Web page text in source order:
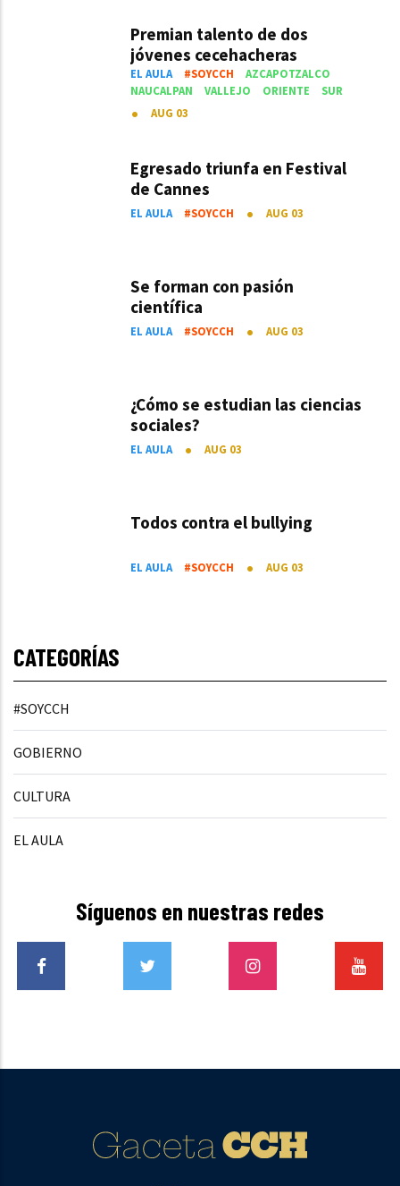
Premian talento de dos
jóvenes cecehacheras
EL AULA #SOYCCH
AZCAPOTZALCO
NAUCALPAN
VALLEJO ORIENTE
SUR
AUG 03
Egresado triunfa en Festival
de Cannes
EL AULA #SOYCCH AUG 03
Se forman con pasión
científica
EL AULA #SOYCCH AUG 03
¿Cómo se estudian las ciencias
sociales?
EL AULA AUG 03
Todos contra el bullying
EL AULA #SOYCCH AUG 03
CATEGORÍAS
#SOYCCH
GOBIERNO
CULTURA
EL AULA
Síguenos en nuestras redes